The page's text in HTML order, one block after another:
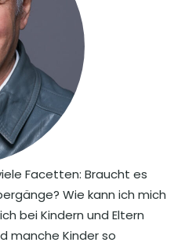
Facetten: Braucht es
Wie kann ich mich
bei Kindern und Eltern
manche Kinder so